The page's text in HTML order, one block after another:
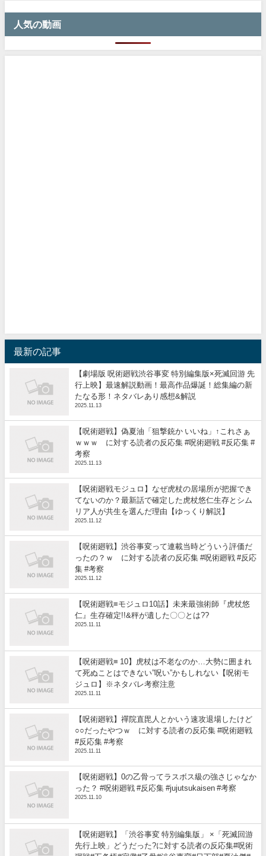
人気の動画
最新の記事
【劇場版 呪術廻戦渋谷事変 特別編集版×死滅回游 先
行上映】最速解説動画！最高作品爆誕！総集編の新
たなる形！ネタバレあり感想&解説
2025.11.13
【呪術廻戦】偽夏油「狙撃銃か いいね」↑これさぁ
ｗｗｗ に対する読者の反応集 #呪術廻戦 #反応集 #
考察
2025.11.13
【呪術廻戦モジュロ】なぜ虎杖の居場所が把握でき
てないのか？最新話で確定した虎杖悠仁生存とシム
リア人が共生を選んだ理由【ゆっくり解説】
2025.11.12
【呪術廻戦】渋谷事変って連載当時どういう評価だ
ったの？ｗ に対する読者の反応集 #呪術廻戦 #反応
集 #考察
2025.11.12
【呪術廻戦≡モジュロ10話】未来最強術師『虎杖悠
仁』生存確定!!&秤が遺した〇〇とは??
2025.11.11
【呪術廻戦≡ 10】虎杖は不老なのか…大勢に囲まれ
て死ぬことはできない”呪い”かもしれない【呪術モ
ジュロ】※ネタバレ考察注意
2025.11.11
【呪術廻戦】禪院直毘人とかいう速攻退場したけど
○○だったやつｗ に対する読者の反応集 #呪術廻戦
#反応集 #考察
2025.11.11
【呪術廻戦】0の乙骨ってラスボス級の強さじゃなか
った？ #呪術廻戦 #反応集 #jujutsukaisen #考察
2025.11.10
【呪術廻戦】「渋谷事変 特別編集版」 ×「死滅回游
先行上映」どうだった?に対する読者の反応集#呪術